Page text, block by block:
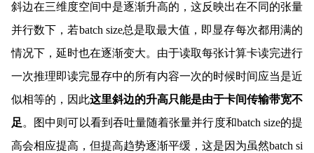
斜边在三维度空间中是逐渐升高的，这反映出在不同的张量
并行数下，若batch size总是取最大值，即显存每次都用满的
情况下，延时也在逐渐变大。由于读取每张计算卡读完进行
一次推理即读完显存中的所有内容一次的时候时间应当是近
似相等的，因此这里斜边的升高只能是由于卡间传输带宽不
足。图中则可以看到吞吐量随着张量并行度和batch size的提
高会相应提高，但提高趋势逐渐平缓，这是因为虽然batch si